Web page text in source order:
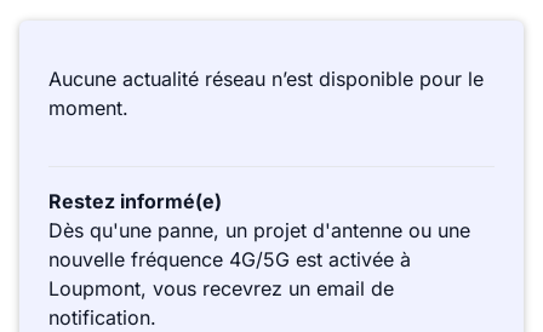
Aucune actualité réseau n’est disponible pour le
moment.
Restez informé(e)
Dès qu'une panne, un projet d'antenne ou une
nouvelle fréquence 4G/5G est activée à
Loupmont, vous recevrez un email de
notification.